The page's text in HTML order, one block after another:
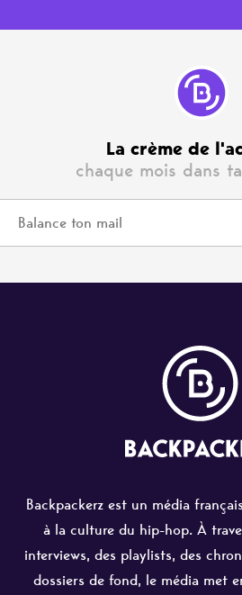
La crème de
chaque mois dans
Backpackerz est un média
à la culture du hip-hop. À
interviews, des playlists, des
dossiers de fond, le média met